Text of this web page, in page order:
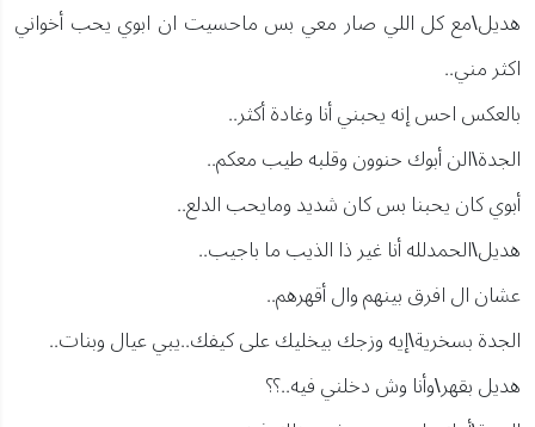
هديل\مع كل اللي صار معي بس ماحسيت ان ابوي يحب أخواني
اكثر مني..
بالعكس احس إنه يحبني أنا وغادة أكثر..
الجدة\الن أبوك حنوون وقلبه طيب معكم..
أبوي كان يحبنا بس كان شديد ومايحب الدلع..
هديل\الحمدلله أنا غير ذا الذيب ما باجيب..
عشان ال افرق بينهم وال أقهرهم..
الجدة بسخرية\إيه وزجك بيخليك على كيفك..يبي عيال وبنات..
هديل بقهر\وأنا وش دخلني فيه..؟؟